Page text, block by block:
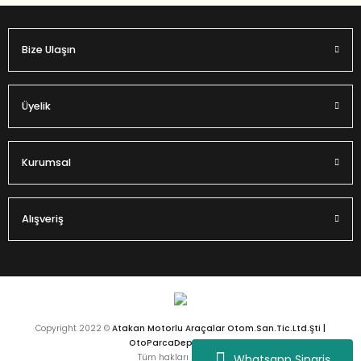
Gönder
Bize Ulaşın
Üyelik
Kurumsal
Alışveriş
Copyright 2022 © Atakan Motorlu Araçalar Otom.San.Tic.Ltd.Şti |
OtoParcaDeposu.com
Tüm hakları saklıdır.